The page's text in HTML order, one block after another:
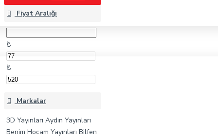
Fiyat Aralığı
₺
₺
Markalar
3D Yayınları Aydın Yayınları
Benim Hocam Yayınları Bilfen